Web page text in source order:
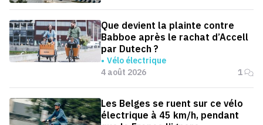
Que devient la plainte contre
Babboe après le rachat d’Accell
par Dutech ?
Vélo électrique
4 août 2026
1
Les Belges se ruent sur ce vélo
électrique à 45 km/h, pendant